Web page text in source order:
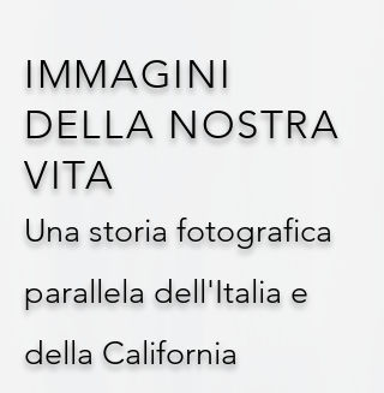
IMMAGINI
DELLA NOSTRA
VITA
Una storia fotografica
parallela dell'Italia e
della California